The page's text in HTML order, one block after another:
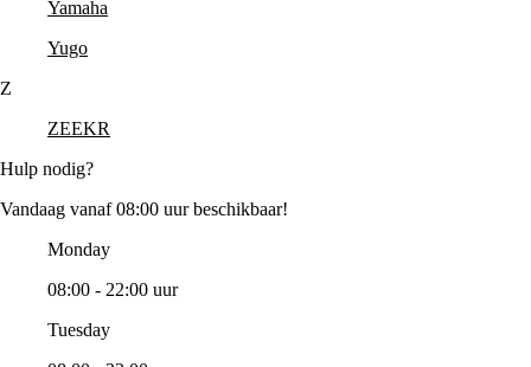
Yamaha
Yugo
Z
ZEEKR
Hulp nodig?
Vandaag vanaf 08:00 uur beschikbaar!
Monday
08:00 - 22:00 uur
Tuesday